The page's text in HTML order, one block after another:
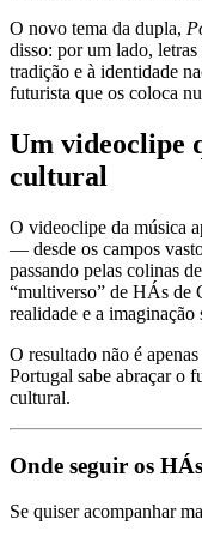
O novo tema da dupla,
disso: por um lado,
tradição e à identidade
futurista que os coloca
Um videoclipe
cultural
O videoclipe da música
— desde os campos
passando pelas colinas
“multiverso” de HÁs de
realidade e a
O resultado não é
Portugal sabe abraçar o
cultural.
Onde seguir os
Se quiser acompanhar